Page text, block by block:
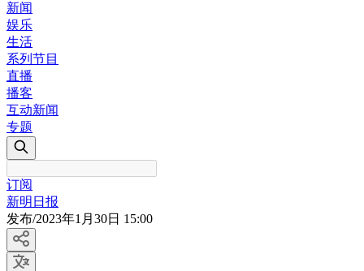
新闻
娱乐
生活
系列节目
直播
播客
互动新闻
专题
订阅
新明日报
发布/2023年1月30日 15:00